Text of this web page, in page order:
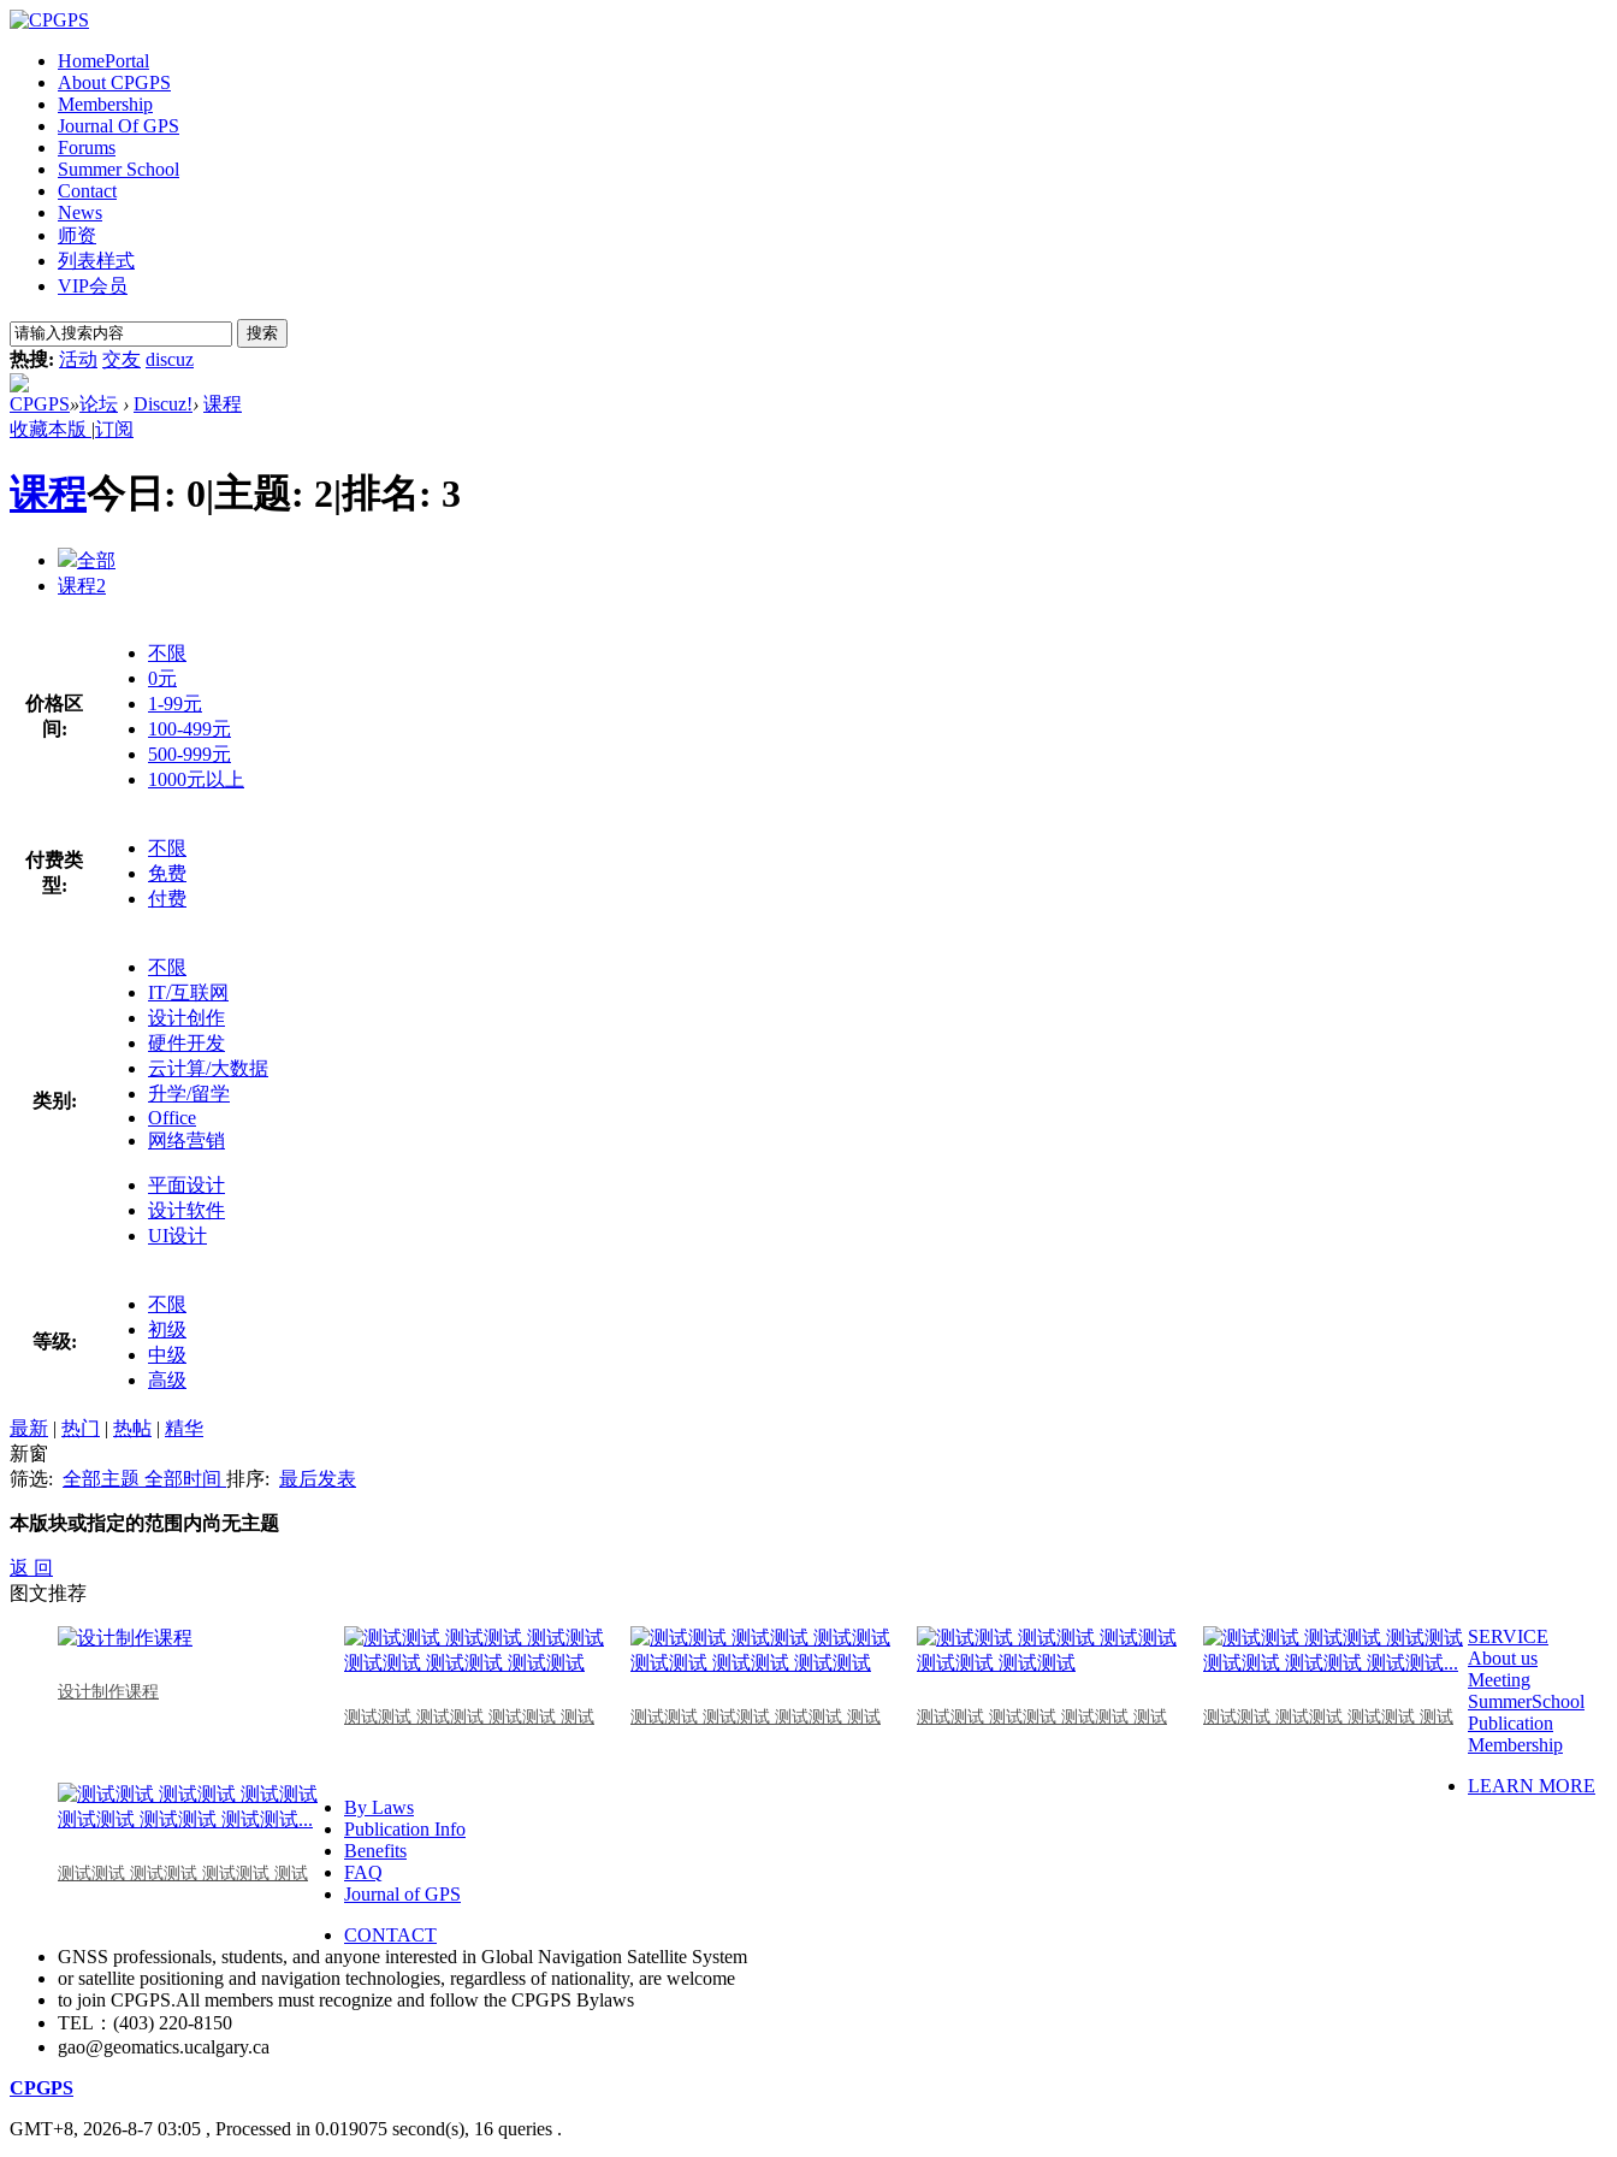
HomePortal
About CPGPS
Membership
Journal Of GPS
Forums
Summer School
Contact
News
师资
列表样式
VIP会员
搜索
热搜: 活动 交友 discuz
CPGPS»论坛 › Discuz!› 课程
收藏本版 |订阅
课程今日: 0|主题: 2|排名: 3
全部
课程2
价格区
间:
不限
0元
1-99元
100-499元
500-999元
1000元以上
付费类
型:
不限
免费
付费
类别:
不限
IT/互联网
设计创作
硬件开发
云计算/大数据
升学/留学
Office
网络营销
平面设计
设计软件
UI设计
等级:
不限
初级
中级
高级
最新 | 热门 | 热帖 | 精华
新窗
筛选: 全部主题 全部时间 排序: 最后发表
本版块或指定的范围内尚无主题
返 回
图文推荐
设计制作课程
测试测试 测试测试 测试测试 测试
测试测试 测试测试 测试测试 测试 测试测试 测试测试 测试测试 测试 测试测试 测试测试 测试测试 测试
测试测试 测试测试 测试测试 测试
SERVICE
About us
Meeting
SummerSchool
Publication
Membership
LEARN MORE
By Laws
Publication Info
Benefits
FAQ
Journal of GPS
CONTACT
GNSS professionals, students, and anyone interested in Global Navigation Satellite System
or satellite positioning and navigation technologies, regardless of nationality, are welcome
to join CPGPS.All members must recognize and follow the CPGPS Bylaws
TEL：(403) 220-8150
gao@geomatics.ucalgary.ca
CPGPS
GMT+8, 2026-8-7 03:05 , Processed in 0.019075 second(s), 16 queries .